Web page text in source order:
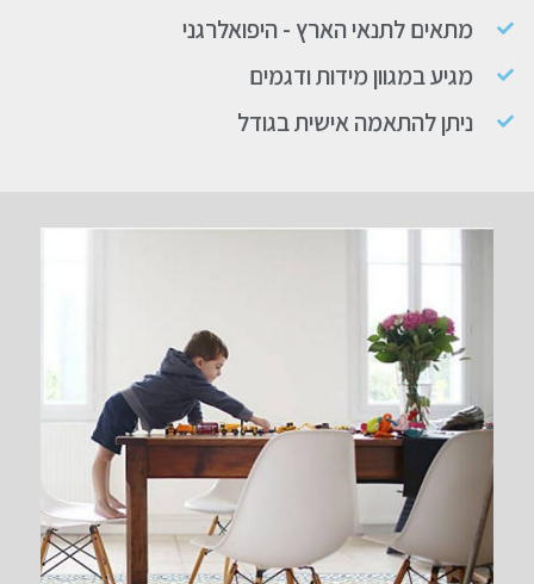
מתאים לתנאי הארץ - היפואלרגני
מגיע במגוון מידות ודגמים
ניתן להתאמה אישית בגודל